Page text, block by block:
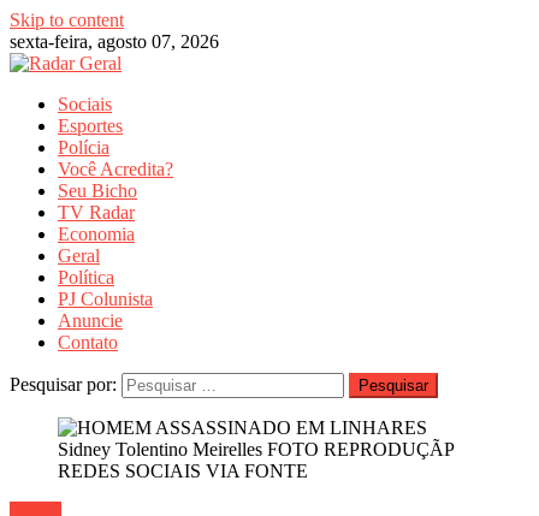
Skip to content
sexta-feira, agosto 07, 2026
Sociais
Esportes
Polícia
Você Acredita?
Seu Bicho
TV Radar
Economia
Geral
Política
PJ Colunista
Anuncie
Contato
Pesquisar por: